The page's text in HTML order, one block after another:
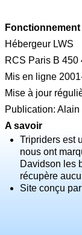
Fonctionnement
Hébergeur LWS
RCS Paris B 450
Mis en ligne
Mise à jour
Publication: Alain
A savoir
Tripriders est
nous ont
Davidson les
récupère
Site conçu